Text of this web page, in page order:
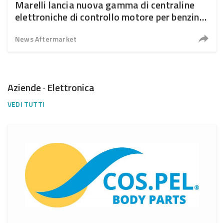
Marelli lancia nuova gamma di centraline
elettroniche di controllo motore per benzina,
News Aftermarket
Aziende · Elettronica
VEDI TUTTI